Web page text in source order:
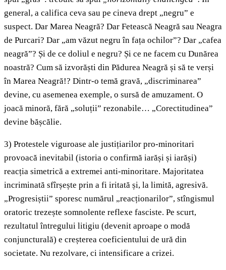
general, a califica ceva sau pe cineva drept „negru” e
suspect. Dar Marea Neagră? Dar Fetească Neagră sau Neagra
de Purcari? Dar „am văzut negru în fața ochilor”? Dar „cafea
neagră”? Și de ce doliul e negru? Și ce ne facem cu Dunărea
noastră? Cum să izvorăști din Pădurea Neagră și să te verși
în Marea Neagră!? Dintr-o temă gravă, „discriminarea”
devine, cu asemenea exemple, o sursă de amuzament. O
joacă minoră, fără „soluții” rezonabile… „Corectitudinea”
devine bășcălie.
3) Protestele viguroase ale justițiarilor pro-minoritari
provoacă inevitabil (istoria o confirmă iarăși și iarăși)
reacția simetrică a extremei anti-minoritare. Majoritatea
incriminată sfîrșește prin a fi iritată și, la limită, agresivă.
„Progresiștii” sporesc numărul „reacționarilor”, stîngismul
oratoric trezește somnolente reflexe fasciste. Pe scurt,
rezultatul întregului litigiu (devenit aproape o modă
conjuncturală) e creșterea coeficientului de ură din
societate. Nu rezolvare, ci intensificare a crizei.